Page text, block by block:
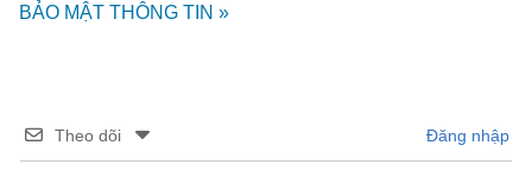
BẢO MẬT THÔNG TIN »
Theo dõi Đăng nhập